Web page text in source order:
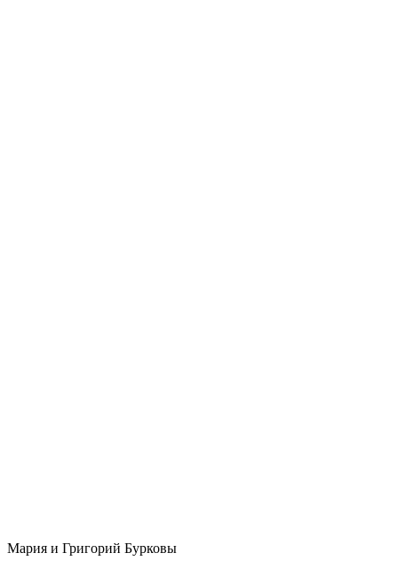
Мария и Григорий Бурковы